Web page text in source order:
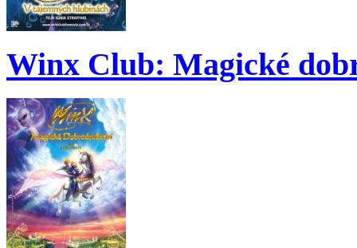
Winx Club: Magické